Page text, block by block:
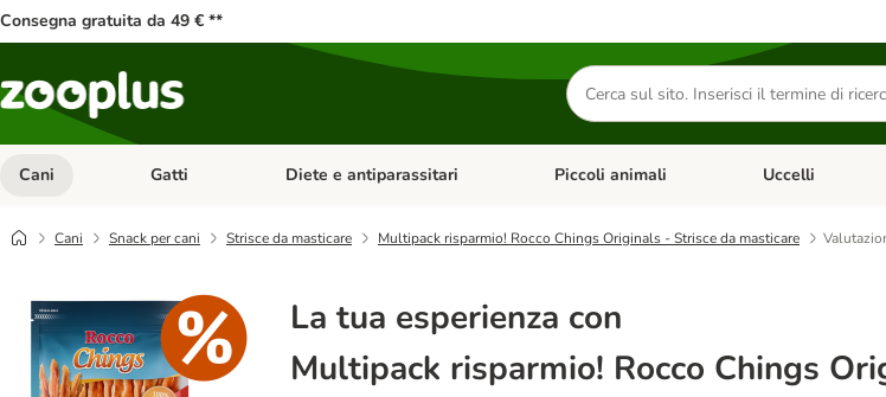
Consegna gratuita da 49 € **
Cerca
prodotti
Cani Apri Menu Categoria: Cani
Gatti Apri Menu Categoria: Gatti
Diete e antiparassitari Apri Menu Categoria: Diete e antiparassitari
Piccoli animali Apri Menu
Uccelli
Cani Snack per cani Strisce da masticare Multipack risparmio! Rocco Chings Originals - Strisce da masticare
La tua esperienza con
Multipack risparmio! Rocco Chings